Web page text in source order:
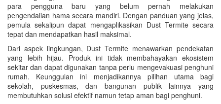
para pengguna baru yang belum pernah melakukan
pengendalian hama secara mandiri. Dengan panduan yang jelas,
pemula sekalipun dapat mengaplikasikan Dust Termite secara
tepat dan mendapatkan hasil maksimal.
Dari aspek lingkungan, Dust Termite menawarkan pendekatan
yang lebih hijau. Produk ini tidak membahayakan ekosistem
sekitar dan dapat digunakan tanpa perlu mengevakuasi penghuni
rumah. Keunggulan ini menjadikannya pilihan utama bagi
sekolah, puskesmas, dan bangunan publik lainnya yang
membutuhkan solusi efektif namun tetap aman bagi penghuni.